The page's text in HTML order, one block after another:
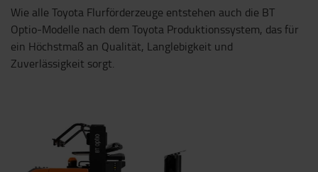
Wie alle Toyota Flurförderzeuge entstehen auch die BT
Optio-Modelle nach dem Toyota Produktionssystem, das für
ein Höchstmaß an Qualität, Langlebigkeit und
Zuverlässigkeit sorgt.